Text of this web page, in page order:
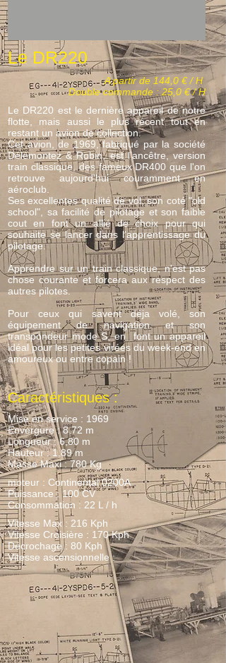
Le DR220
A partir de 144,0 € / H
Double commande : 25,0 € / H
Le DR220 est le dernière appareil de notre
flotte, mais aussi le plus récent tout en
restant un avion de collection.
Cet avion, de 1969, fabriqué par la société
Délémontez & Robin, est l’ancêtre, version
train classique, des fameux DR400 que l'on
retrouve aujourd'hui couramment en
aéroclub.
Ses excellentes qualité de vol, son coté "old
school", sa facilité de pilotage et son faible
cout en font un allié de choix pour qui
souhaite se lancer dans l'apprentissage du
pilotage.
Apprendre sur un train classique, n'est pas
chose courante et forcera aux respect des
autres pilotes.
Pour ceux qui savent déja volé, son
équipement de navigation et son
transpondeur mode S, en font un appareil
idéal pour les petites virées du week-end en
amoureux ou entre copain !
Caractéristiques :
Mise en service : 1969
Envergure : 8,72 m
Longueur : 6,80 m
Hauteur : 1,89 m
Masse Maxi : 780 Kg
moteur : Continental 0200A
Puissance : 100 CV
Consommation : 22 L / h
Vitesse Max : 216 Kph
Vitesse Croisière : 170 Kph
Décrochage : 80 Kph
Vitesse ascensionnelle :